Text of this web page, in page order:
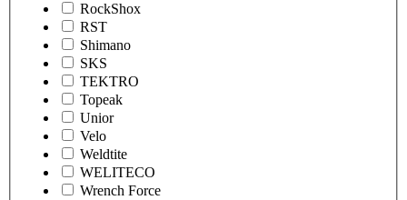
RockShox
RST
Shimano
SKS
TEKTRO
Topeak
Unior
Velo
Weldtite
WELITECO
Wrench Force